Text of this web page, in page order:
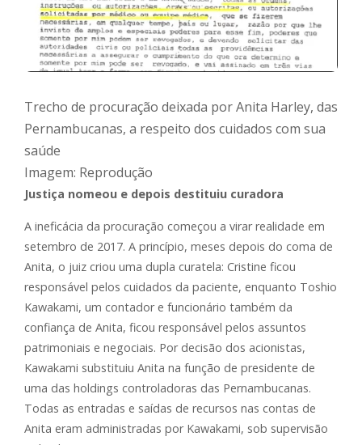
Trecho de procuração deixada por Anita Harley, das
Pernambucanas, a respeito dos cuidados com sua
saúde
Imagem: Reprodução
Justiça nomeou e depois destituiu curadora
A ineficácia da procuração começou a virar realidade em
setembro de 2017. A princípio, meses depois do coma de
Anita, o juiz criou uma dupla curatela: Cristine ficou
responsável pelos cuidados da paciente, enquanto Toshio
Kawakami, um contador e funcionário também da
confiança de Anita, ficou responsável pelos assuntos
patrimoniais e negociais. Por decisão dos acionistas,
Kawakami substituiu Anita na função de presidente de
uma das holdings controladoras das Pernambucanas.
Todas as entradas e saídas de recursos nas contas de
Anita eram administradas por Kawakami, sob supervisão